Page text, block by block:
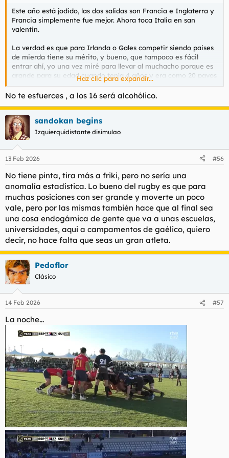
Este año está jodido, las dos salidas son Francia e Inglaterra y
Francia simplemente fue mejor. Ahora toca Italia en san
valentin.
La verdad es que para Irlanda o Gales competir siendo paises
de mierda tiene su mérito, y bueno, que tampoco es fácil
entrar ahí, yo una vez miré para llevar al muchacho porque es
grande para su edad cuando tenía 4 años y era como 20 pavos
la clase, que ya ves que van a hacer crios de esas edades. Aqui
todo lo que no sea GAA es caro de cojones
Haz clic para expandir...
No te esfuerces , a los 16 será alcohólico.
sandokan begins
Izquierquidistante disimulao
13 Feb 2026 #56
No tiene pinta, tira más a friki, pero no sería una
anomalía estadística. Lo bueno del rugby es que para
muchas posiciones con ser grande y moverte un poco
vale, pero por las mismas también hace que al final sea
una cosa endogámica de gente que va a unas escuelas,
universidades, aqui a campamentos de gaélico, quiero
decir, no hace falta que seas un gran atleta.
Pedoflor
Clásico
14 Feb 2026 #57
La noche...